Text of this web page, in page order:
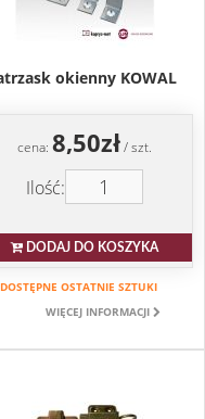
okienny KOWAL
cena: 8,50zł/ szt.
Ilość:
DODAJ DO KOSZYKA
DOSTĘPNE OSTATNIE SZTUKI
WIĘCEJ INFORMACJI